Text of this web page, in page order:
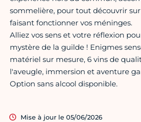
sommelière, pour tout découvrir
faisant fonctionner vos méninges.
Alliez vos sens et votre réflexion
mystère de la guilde ! Enigmes
matériel sur mesure, 6 vins de
l'aveugle, immersion et aventure
Option sans alcool disponible.
Mise à jour le 05/06/2026